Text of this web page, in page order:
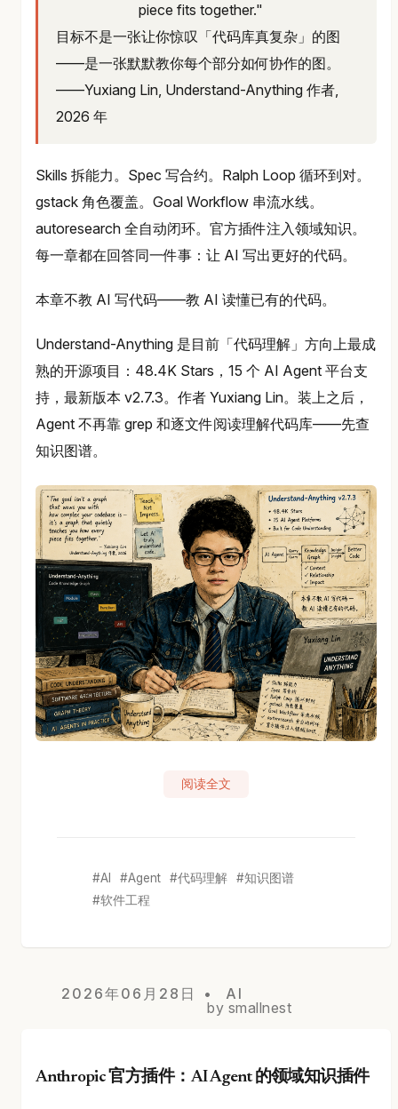
piece fits together."
目标不是一张让你惊叹「代码库真复杂」的图
——是一张默默教你每个部分如何协作的图。
——Yuxiang Lin, Understand-Anything 作者,
2026 年
Skills 拆能力。Spec 写合约。Ralph Loop 循环到对。
gstack 角色覆盖。Goal Workflow 串流水线。
autoresearch 全自动闭环。官方插件注入领域知识。
每一章都在回答同一件事：让 AI 写出更好的代码。
本章不教 AI 写代码——教 AI 读懂已有的代码。
Understand-Anything 是目前「代码理解」方向上最成
熟的开源项目：48.4K Stars，15 个 AI Agent 平台支
持，最新版本 v2.7.3。作者 Yuxiang Lin。装上之后，
Agent 不再靠 grep 和逐文件阅读理解代码库——先查
知识图谱。
阅读全文
AI Agent 代码理解
知识图谱
软件工程
2026年06月28日
AI
by smallnest
Anthropic 官方插件：AI Agent 的领域知识插件